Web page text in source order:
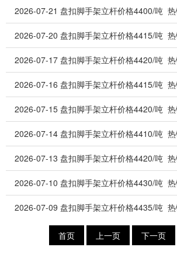
2026-07-21 盘扣脚手架立杆价格4400/吨 热镀锌钢管价格4060/吨 PC钢棒价格3730/吨 高
2026-07-20 盘扣脚手架立杆价格4415/吨 热镀锌钢管价格4090/吨 PC钢棒价格3770/吨 高
2026-07-17 盘扣脚手架立杆价格4420/吨 热镀锌钢管价格4100/吨 PC钢棒价格3780/吨 高
2026-07-16 盘扣脚手架立杆价格4415/吨 热镀锌钢管价格4090/吨 PC钢棒价格3790/吨 高
2026-07-15 盘扣脚手架立杆价格4420/吨 热镀锌钢管价格4100/吨 PC钢棒价格3780/吨 高
2026-07-14 盘扣脚手架立杆价格4410/吨 热镀锌钢管价格4090/吨 PC钢棒价格3790/吨 高
2026-07-13 盘扣脚手架立杆价格4420/吨 热镀锌钢管价格4100/吨 PC钢棒价格3780/吨 高
2026-07-10 盘扣脚手架立杆价格4430/吨 热镀锌钢管价格4110/吨 PC钢棒价格3800/吨 高
2026-07-09 盘扣脚手架立杆价格4435/吨 热镀锌钢管价格4120/吨 PC钢棒价格3810/吨 高
首页 上一页 下一页